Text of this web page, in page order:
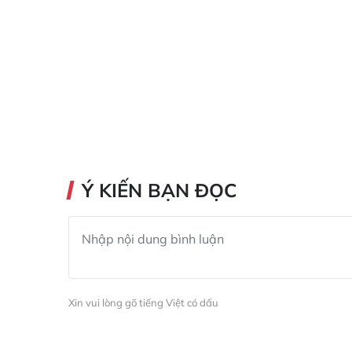
Ý KIẾN BẠN ĐỌC
Xin vui lòng gõ tiếng Việt có dấu